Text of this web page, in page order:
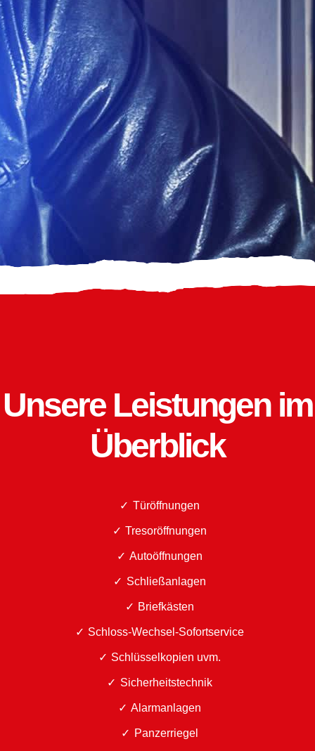
Unsere Leistungen im
Überblick
Türöffnungen
Tresoröffnungen
Autoöffnungen
Schließanlagen
Briefkästen
Schloss-Wechsel-Sofortservice
Schlüsselkopien uvm.
Sicherheitstechnik
Alarmanlagen
Panzerriegel